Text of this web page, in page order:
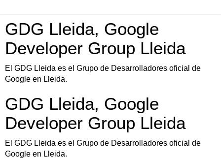
GDG Lleida, Google
Developer Group Lleida
El GDG Lleida es el Grupo de Desarrolladores oficial de
Google en Lleida.
GDG Lleida, Google
Developer Group Lleida
El GDG Lleida es el Grupo de Desarrolladores oficial de
Google en Lleida.